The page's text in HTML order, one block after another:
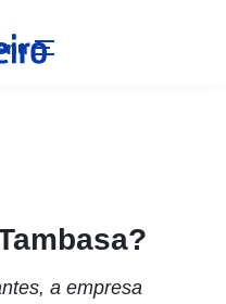
a empresa